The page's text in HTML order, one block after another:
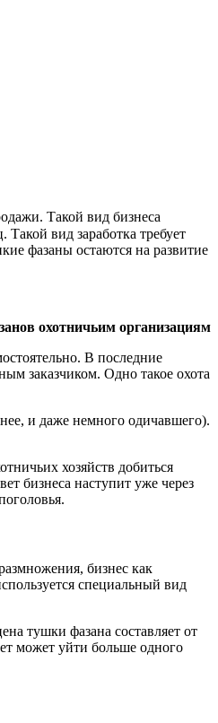
Такой вид бизнеса
вид заработка требует
фазаны остаются на развитие
охотничьим организациям
В последние
заказчиком. Одно такое охота
и даже немного одичавшего).
хозяйств добиться
бизнеса наступит уже через
бизнес как
специальный вид
тушки фазана составляет от
может уйти больше одного